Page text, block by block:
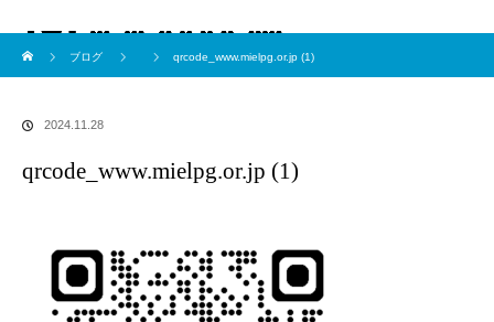
ブログ
qrcode_www.mielpg.or.jp (1)
2024.11.28
qrcode_www.mielpg.or.jp (1)